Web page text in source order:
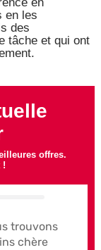
en
en les
des
tâche et qui ont
offres.
!